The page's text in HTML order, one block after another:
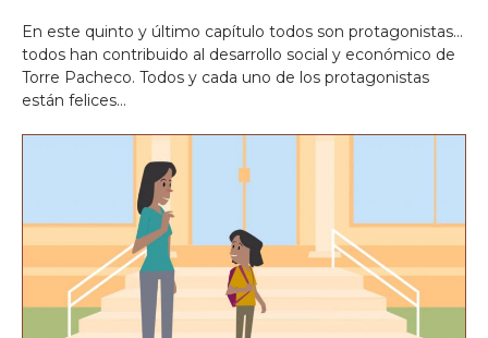
En este quinto y último capítulo todos son protagonistas…
todos han contribuido al desarrollo social y económico de
Torre Pacheco. Todos y cada uno de los protagonistas
están felices…